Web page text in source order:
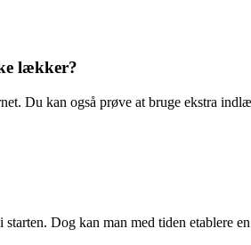
lækker?
Du kan også prøve at bruge ekstra
Dog kan man med tiden etablere